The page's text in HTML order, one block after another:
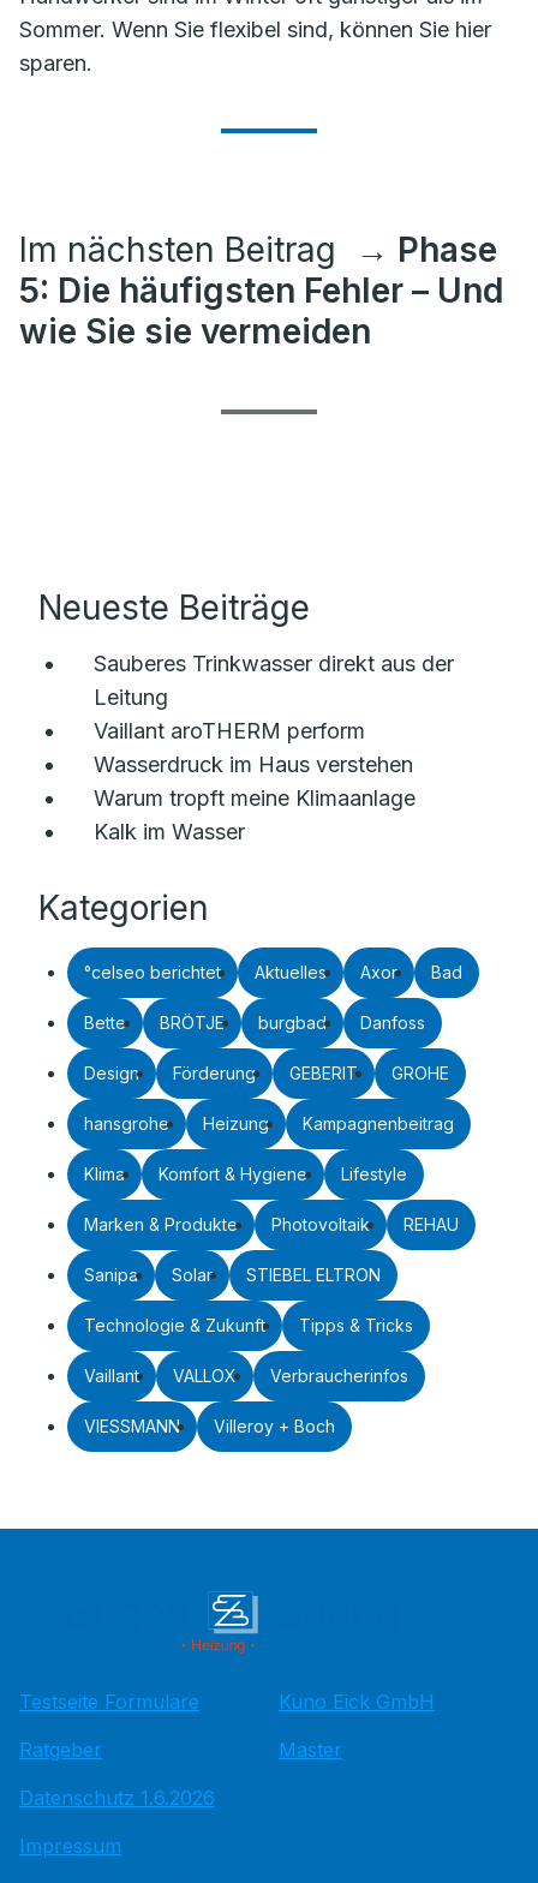
Sommer. Wenn Sie flexibel sind, können Sie hier
sparen.
Im nächsten Beitrag
→ Phase
5: Die häufigsten Fehler – Und
wie Sie sie vermeiden
Neueste Beiträge
Sauberes Trinkwasser direkt aus der
Leitung
Vaillant aroTHERM perform
Wasserdruck im Haus verstehen
Warum tropft meine Klimaanlage
Kalk im Wasser
Kategorien
°celseo berichtet Aktuelles Axor Bad
Bette BRÖTJE burgbad Danfoss
Design Förderung GEBERIT GROHE
hansgrohe Heizung Kampagnenbeitrag
Klima Komfort & Hygiene Lifestyle
Marken & Produkte Photovoltaik REHAU
Sanipa Solar STIEBEL ELTRON
Technologie & Zukunft Tipps & Tricks
Vaillant VALLOX Verbraucherinfos
VIESSMANN Villeroy + Boch
Testseite Formulare
Ratgeber
Datenschutz 1.6.2026
Impressum
Kuno Eick GmbH
Master